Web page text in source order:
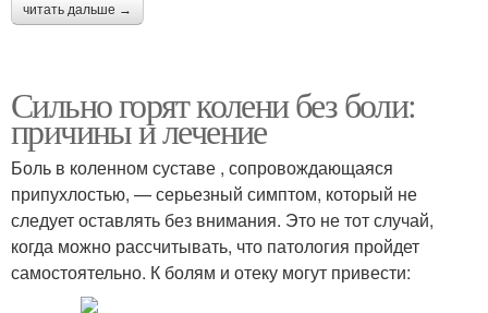
читать дальше →
Сильно горят колени без боли:
причины и лечение
Боль в коленном суставе , сопровождающаяся
припухлостью, — серьезный симптом, который не
следует оставлять без внимания. Это не тот случай,
когда можно рассчитывать, что патология пройдет
самостоятельно. К болям и отеку могут привести: